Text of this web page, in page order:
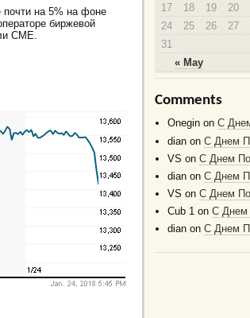
почти на 5% на фоне
биржевой
СME.
« May
17
18 19 20
24
25 26 27
31
Comments
Onegin on C
dian on C Днем
VS on C Днем
dian on C Днем
VS on C Днем
Cub 1 on C Днем
dian on C Днем